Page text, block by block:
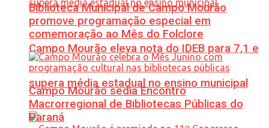
Campo Mourão eleva nota do IDEB para 7,1 e
supera média estadual no ensino municipal
Biblioteca Municipal de Campo Mourão
promove programação especial em
comemoração ao Mês do Folclore
Campo Mourão sedia Encontro
Macrorregional de Bibliotecas Públicas do
Paraná